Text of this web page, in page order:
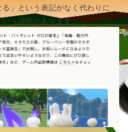
」という表記がなく代わりに
う説明があります。